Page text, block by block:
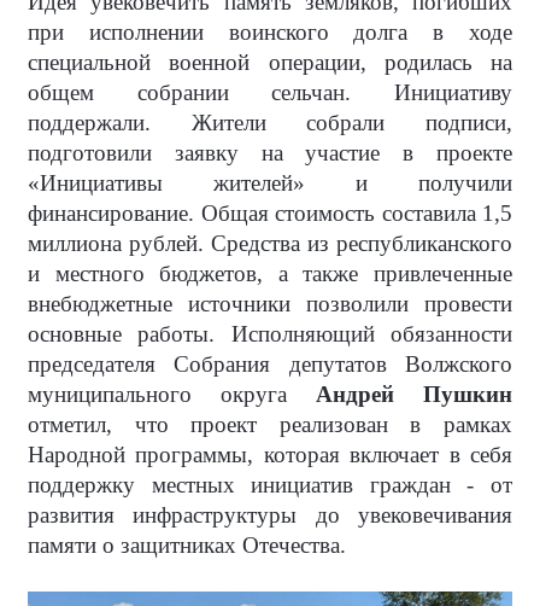
при исполнении воинского долга в ходе
специальной военной операции, родилась на
общем собрании сельчан. Инициативу
поддержали. Жители собрали подписи,
подготовили заявку на участие в проекте
«Инициативы жителей» и получили
финансирование. Общая стоимость составила 1,5
миллиона рублей. Средства из республиканского
и местного бюджетов, а также привлеченные
внебюджетные источники позволили провести
основные работы. Исполняющий обязанности
председателя Собрания депутатов Волжского
муниципального округа Андрей Пушкин
отметил, что проект реализован в рамках
Народной программы, которая включает в себя
поддержку местных инициатив граждан - от
развития инфраструктуры до увековечивания
памяти о защитниках Отечества.